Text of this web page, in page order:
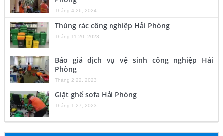
Tháng 4 26, 2024
Thùng rác công nghiệp Hải Phòng
Tháng 11 20, 2023
Báo giá dịch vụ vệ sinh công nghiệp Hải
Phòng
Tháng 2 22, 2023
Giặt ghế sofa Hải Phòng
Tháng 1 27, 2023